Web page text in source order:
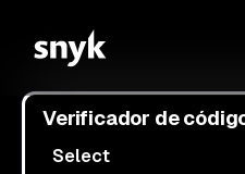
Verificador de
Select